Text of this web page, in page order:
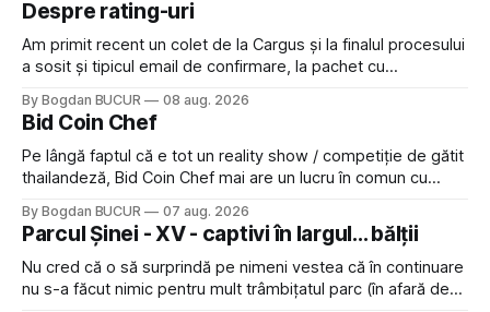
Despre rating-uri
Am primit recent un colet de la Cargus și la finalul procesului
a sosit și tipicul email de confirmare, la pachet cu
feedback-ului și eram în toate bune, de data asta am dat
click să le las un rating. Un 5
By Bogdan BUCUR 08 aug. 2026
Bid Coin Chef
Pe lângă faptul că e tot un reality show / competiție de gătit
thailandeză, Bid Coin Chef mai are un lucru în comun cu
lăsat rece la prima vedere, după care m-a făcut să mă
îndrăgostesc de el. Nu mi-a plăcut faptul
By Bogdan BUCUR 07 aug. 2026
Parcul Șinei - XV - captivi în largul... bălții
Nu cred că o să surprindă pe nimeni vestea că în continuare
nu s-a făcut nimic pentru mult trâmbițatul parc (în afară de